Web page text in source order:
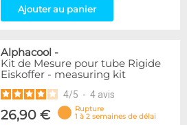
Ajouter au panier
Alphacool -
Kit de Mesure pour tube Rigide
Eiskoffer - measuring kit
4/5 - 4 avis
26,90 €
Rupture
1 à 2 semaines de délai